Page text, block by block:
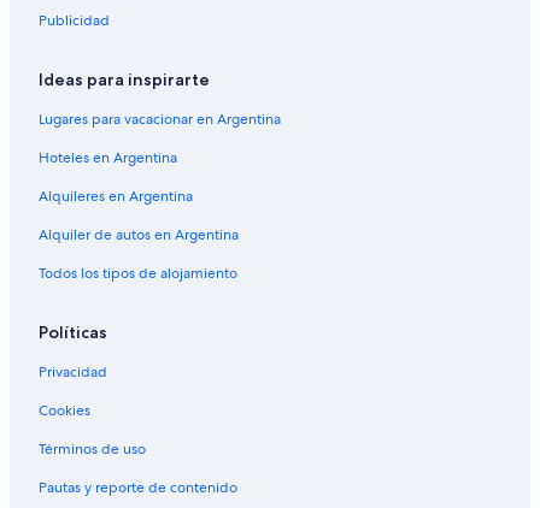
Publicidad
Ideas para inspirarte
Lugares para vacacionar en Argentina
Hoteles en Argentina
Alquileres en Argentina
Alquiler de autos en Argentina
Todos los tipos de alojamiento
Políticas
Privacidad
Cookies
Términos de uso
Pautas y reporte de contenido